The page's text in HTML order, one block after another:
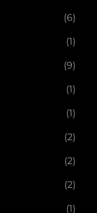
(6)
(1)
(9)
(1)
(1)
(2)
(2)
(2)
(1)